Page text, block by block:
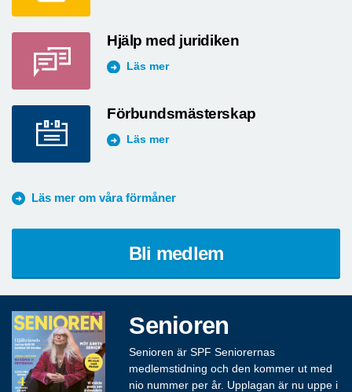
Hjälp med juridiken
Läs mer
Förbundsmästerskap
Läs mer
Läs mer om våra förmåner
Bli medlem
Senioren
Senioren är SPF Seniorernas
medlemstidning och den kommer ut med
nio nummer per år. Upplagan är nu uppe i